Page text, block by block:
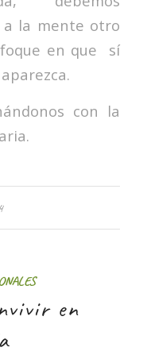
la mente otro
en que sí
con la
en